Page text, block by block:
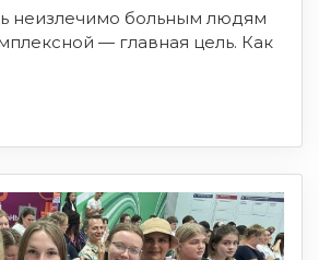
неизлечимо больным людям
— главная цель. Как